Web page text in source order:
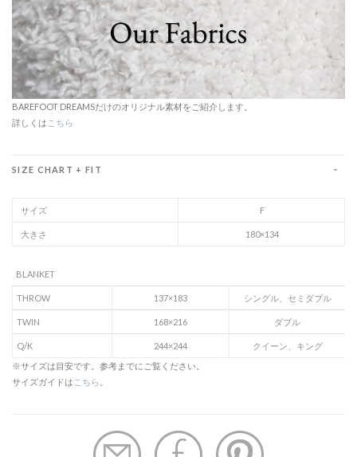
BAREFOOT DREAMSだけのオリジナル素材をご紹介します。
詳しくは こちら
SIZE CHART + FIT
サイズ
大きさ
F
180×134
BLANKET
THROW 137×183 シングル、セミダブル
TWIN 168×216 ダブル
Q/K 244×244
クイーン、キング
※サイズは目安です。参考までにご覧ください。
サイズガイドは こちら